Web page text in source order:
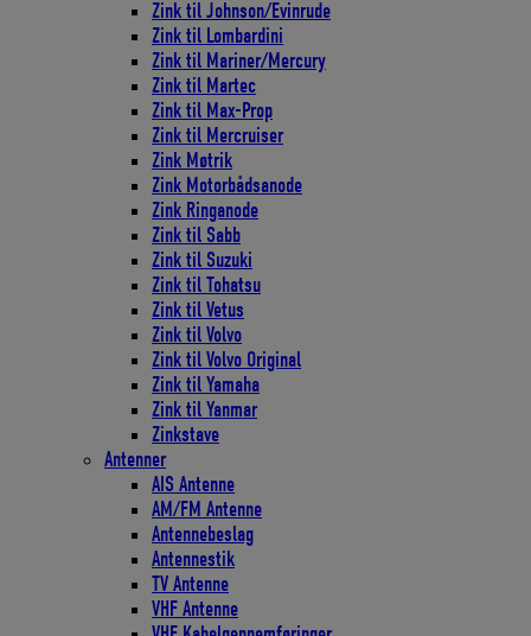
Zink til Johnson/Evinrude
Zink til Lombardini
Zink til Mariner/Mercury
Zink til Martec
Zink til Max-Prop
Zink til Mercruiser
Zink Møtrik
Zink Motorbådsanode
Zink Ringanode
Zink til Sabb
Zink til Suzuki
Zink til Tohatsu
Zink til Vetus
Zink til Volvo
Zink til Volvo Original
Zink til Yamaha
Zink til Yanmar
Zinkstave
Antenner
AIS Antenne
AM/FM Antenne
Antennebeslag
Antennestik
TV Antenne
VHF Antenne